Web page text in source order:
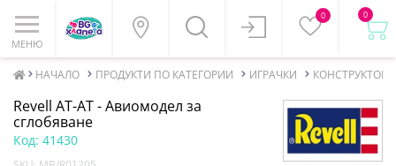
МЕНЮ
0 0
НАЧАЛО ПРОДУКТИ ПО КАТЕГОРИИ ИГРАЧКИ
Revell AT-AT - Авиомодел за
сглобяване
Код: 41430